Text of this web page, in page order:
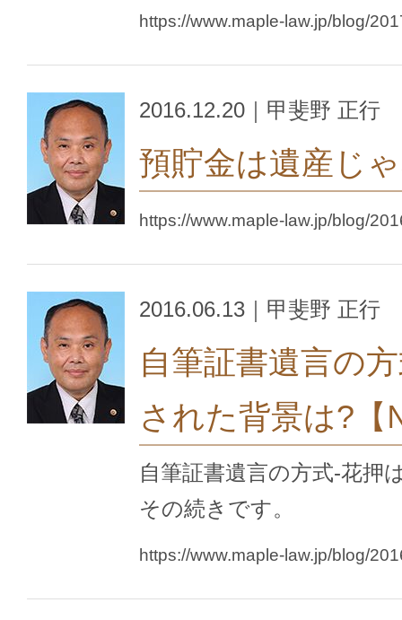
https://www.maple-law.jp/blog/
2016.12.20｜甲斐野 正行
預貯金は遺産じ
https://www.maple-law.jp/blog/
2016.06.13｜甲斐野 正行
自筆証書遺言の
された背景は?
自筆証書遺言の方式-花
その続きです。
https://www.maple-law.jp/blog/